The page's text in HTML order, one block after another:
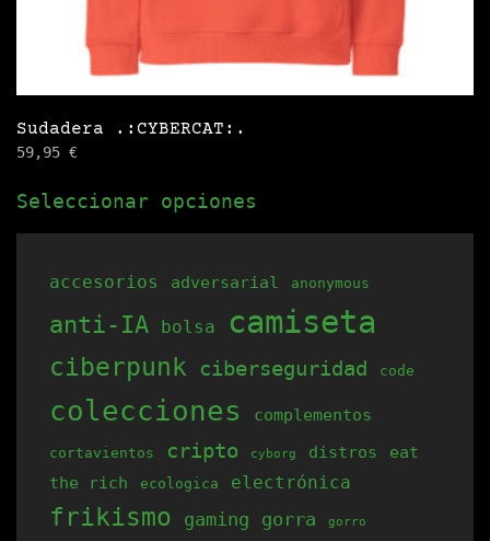
Sudadera .:CYBERCAT:.
59,95 €
Seleccionar opciones
tiene
Las
opciones
pueden
elegir
en
la
accesorios adversarial anonymous
anti-IA bolsa camiseta
ciberpunk ciberseguridad code
colecciones complementos
cortavientos cripto cyborg distros
eat
the rich
ecologica electrónica
frikismo gaming gorra gorro